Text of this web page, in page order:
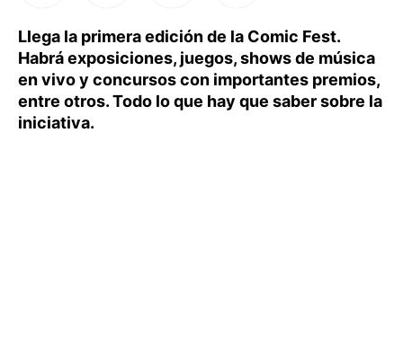
Llega la primera edición de la Comic Fest.
Habrá exposiciones, juegos, shows de música
en vivo y concursos con importantes premios,
entre otros. Todo lo que hay que saber sobre la
iniciativa.